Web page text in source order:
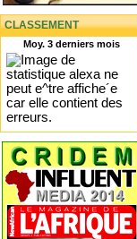
CLASSEMENT
Moy. 3 derniers mois